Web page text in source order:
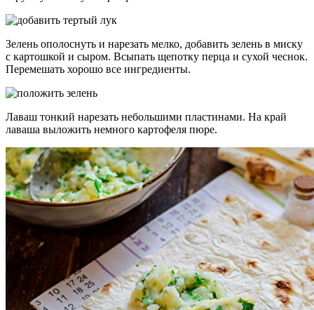
Зелень ополоснуть и нарезать мелко, добавить зелень в миску
с картошкой и сыром. Всыпать щепотку перца и сухой чеснок.
Перемешать хорошо все ингредиенты.
Лаваш тонкий нарезать небольшими пластинами. На край
лаваша выложить немного картофеля пюре.